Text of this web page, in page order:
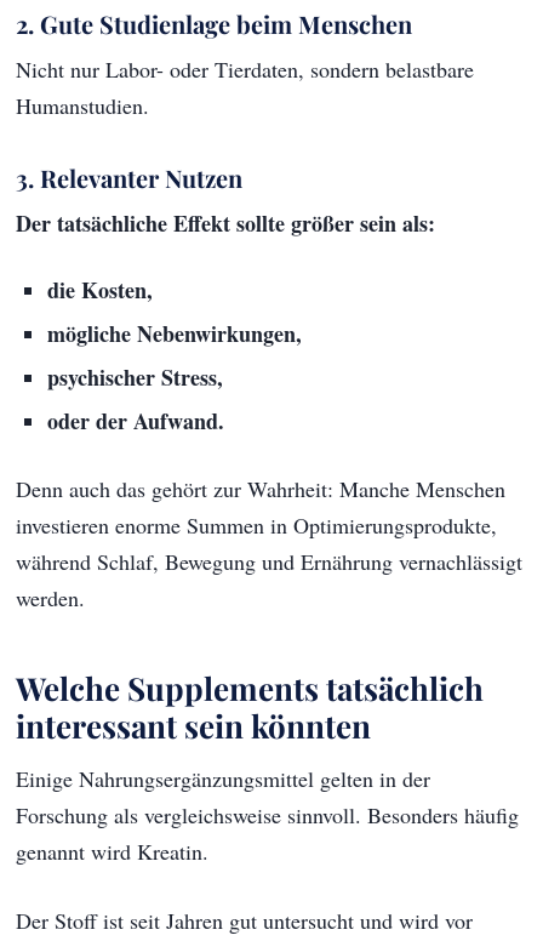
2. Gute Studienlage beim Menschen
Nicht nur Labor- oder Tierdaten, sondern belastbare
Humanstudien.
3. Relevanter Nutzen
Der tatsächliche Effekt sollte größer sein als:
die Kosten,
mögliche Nebenwirkungen,
psychischer Stress,
oder der Aufwand.
Denn auch das gehört zur Wahrheit: Manche Menschen
investieren enorme Summen in Optimierungsprodukte,
während Schlaf, Bewegung und Ernährung vernachlässigt
werden.
Welche Supplements tatsächlich
interessant sein könnten
Einige Nahrungsergänzungsmittel gelten in der
Forschung als vergleichsweise sinnvoll. Besonders häufig
genannt wird Kreatin.
Der Stoff ist seit Jahren gut untersucht und wird vor